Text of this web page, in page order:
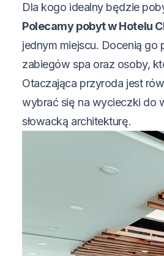
Dla kogo idealny będzie
Polecamy pobyt w Hotelu
jednym miejscu. Docenią
zabiegów spa oraz osoby,
Otaczająca przyroda jest
wybrać się na wycieczki do
słowacką architekturę.